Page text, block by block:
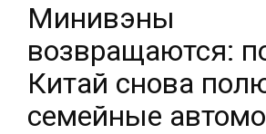
Минивэны
возвращаются:
Китай снова
семейные